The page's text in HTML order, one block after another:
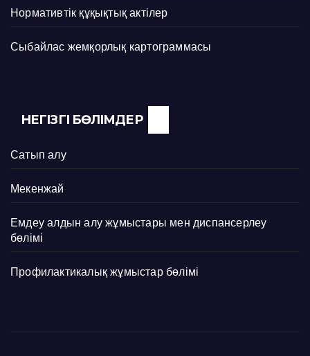
Нормативтік құқықтық актілер
Сыбайлас жемқорлық картограммасы
НЕГІЗГІ БӨЛІМДЕР
Сатып алу
Мекенжай
Емдеу алдын алу жұмыстары мен диспансерлеу
бөлімі
Профилактикалық жұмыстар бөлімі